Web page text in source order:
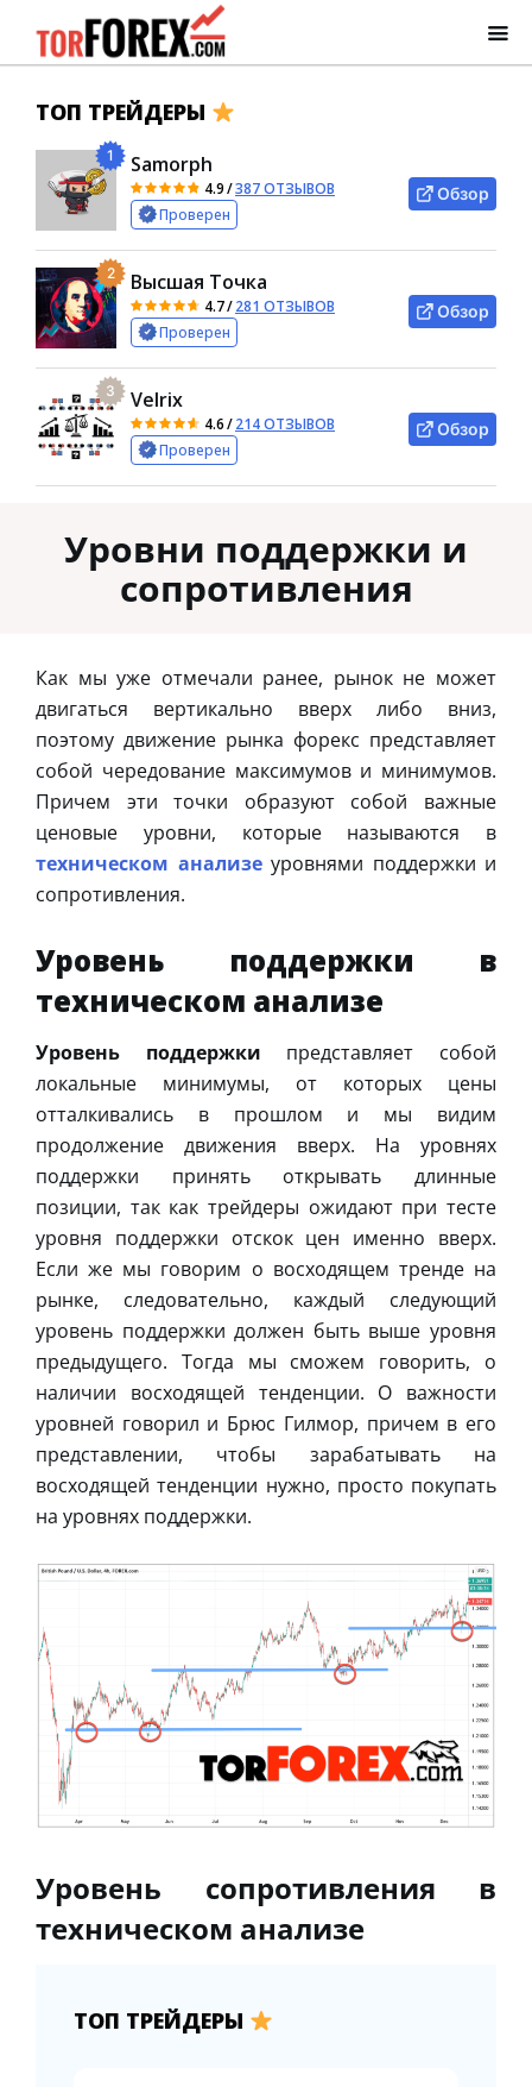
ТОП ТРЕЙДЕРЫ
1 Samorph
4.9/387 ОТЗЫВОВ
Проверен
Обзор
2 Высшая Точка
4.7/281 ОТЗЫВОВ
Проверен
Обзор
3 Velrix
4.6/214 ОТЗЫВОВ
Проверен
Обзор
Уровни поддержки и
сопротивления
Как мы уже отмечали ранее, рынок не может
двигаться вертикально вверх либо вниз,
поэтому движение рынка форекс представляет
собой чередование максимумов и минимумов.
Причем эти точки образуют собой важные
ценовые уровни, которые называются в
техническом анализеуровнями поддержки и
сопротивления.
Уровень поддержки в
техническом анализе
Уровень поддержки представляет собой
локальные минимумы, от которых цены
отталкивались в прошлом и мы видим
продолжение движения вверх. На уровнях
поддержки принять открывать длинные
позиции, так как трейдеры ожидают при тесте
уровня поддержки отскок цен именно вверх.
Если же мы говорим о восходящем тренде на
рынке, следовательно, каждый следующий
уровень поддержки должен быть выше уровня
предыдущего. Тогда мы сможем говорить, о
наличии восходящей тенденции. О важности
уровней говорил и Брюс Гилмор, причем в его
представлении, чтобы зарабатывать на
восходящей тенденции нужно, просто покупать
на уровнях поддержки.
Уровень сопротивления в
техническом анализе
ТОП ТРЕЙДЕРЫ